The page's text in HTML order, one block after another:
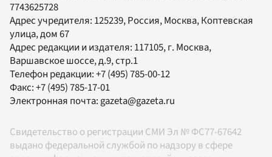
7743625728
Адрес учредителя: 125239, Россия, Москва, Коптевская
улица, дом 67
Адрес редакции и издателя: 117105, г. Москва,
Варшавское шоссе, д.9, стр.1
Телефон редакции:+7 (495) 785-00-12
Факс:+7 (495) 785-17-01
Электронная почта:gazeta@gazeta.ru
Свидетельство о регистрации СМИ Эл № ФС77-67642
выдано федеральной службой по надзору в сфере